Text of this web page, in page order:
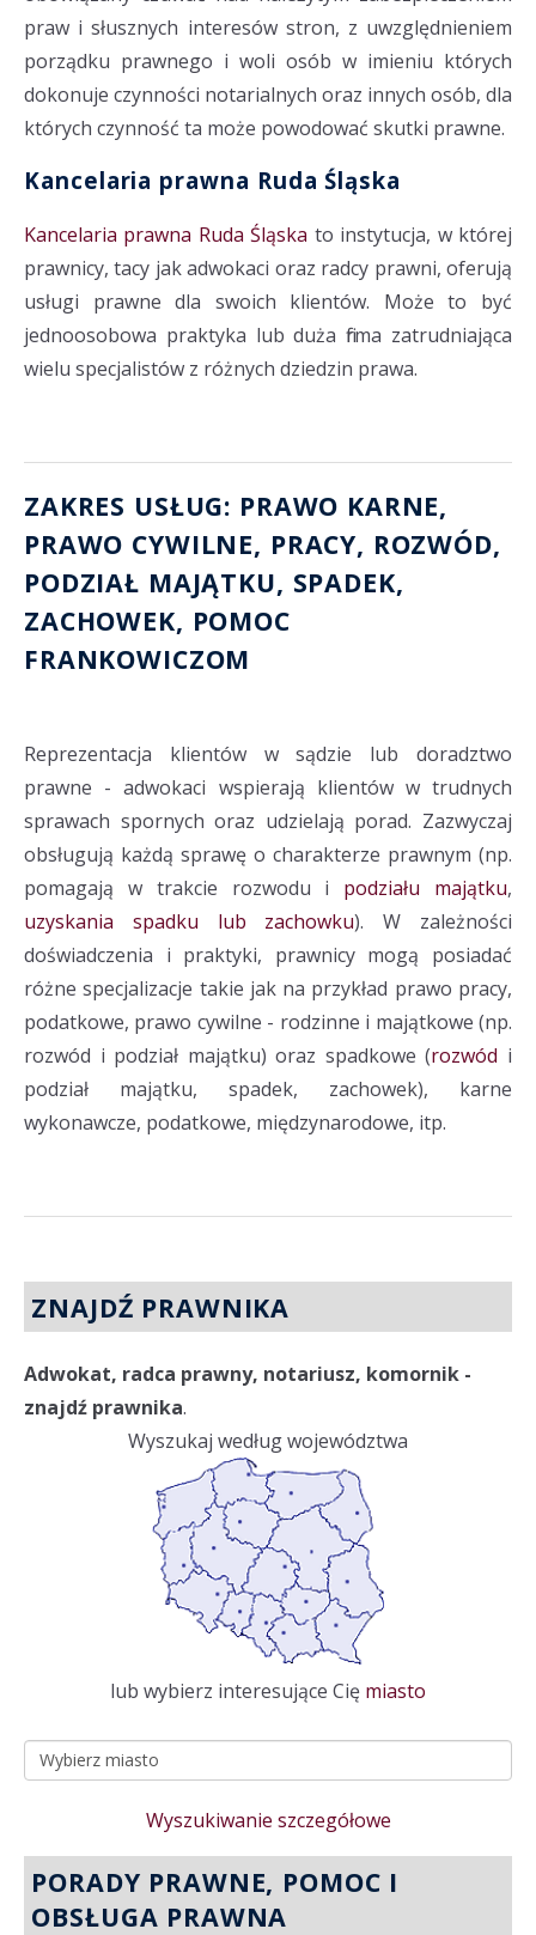
praw i słusznych interesów stron, z uwzględnieniem
porządku prawnego i woli osób w imieniu których
dokonuje czynności notarialnych oraz innych osób, dla
których czynność ta może powodować skutki prawne.
Kancelaria prawna Ruda Śląska
Kancelaria prawna Ruda Śląska to instytucja, w której
prawnicy, tacy jak adwokaci oraz radcy prawni, oferują
usługi prawne dla swoich klientów. Może to być
jednoosobowa praktyka lub duża firma zatrudniająca
wielu specjalistów z różnych dziedzin prawa.
ZAKRES USŁUG: PRAWO KARNE,
PRAWO CYWILNE, PRACY, ROZWÓD,
PODZIAŁ MAJĄTKU, SPADEK,
ZACHOWEK, POMOC
FRANKOWICZOM
Reprezentacja klientów w sądzie lub doradztwo
prawne - adwokaci wspierają klientów w trudnych
sprawach spornych oraz udzielają porad. Zazwyczaj
obsługują każdą sprawę o charakterze prawnym (np.
pomagają w trakcie rozwodu i podziału majątku,
uzyskania spadku lub zachowku). W zależności
doświadczenia i praktyki, prawnicy mogą posiadać
różne specjalizacje takie jak na przykład prawo pracy,
podatkowe, prawo cywilne - rodzinne i majątkowe (np.
rozwód i podział majątku) oraz spadkowe (rozwód i
podział majątku, spadek, zachowek), karne
wykonawcze, podatkowe, międzynarodowe, itp.
ZNAJDŹ PRAWNIKA
Adwokat, radca prawny, notariusz, komornik -
znajdź prawnika.
Wyszukaj według województwa
lub wybierz interesujące Cię miasto
Wyszukiwanie szczegółowe
PORADY PRAWNE, POMOC I
OBSŁUGA PRAWNA